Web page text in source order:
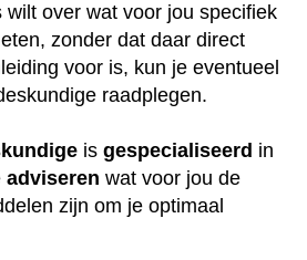
wilt over wat voor jou specifiek
zonder dat daar direct
voor is, kun je eventueel
raadplegen.
is gespecialiseerd in
adviseren wat voor jou de
zijn om je optimaal